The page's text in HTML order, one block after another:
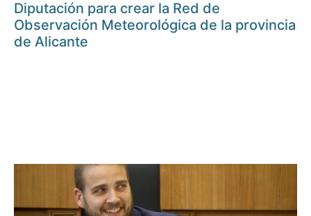
Diputación para crear la Red de
Observación Meteorológica de la provincia
de Alicante